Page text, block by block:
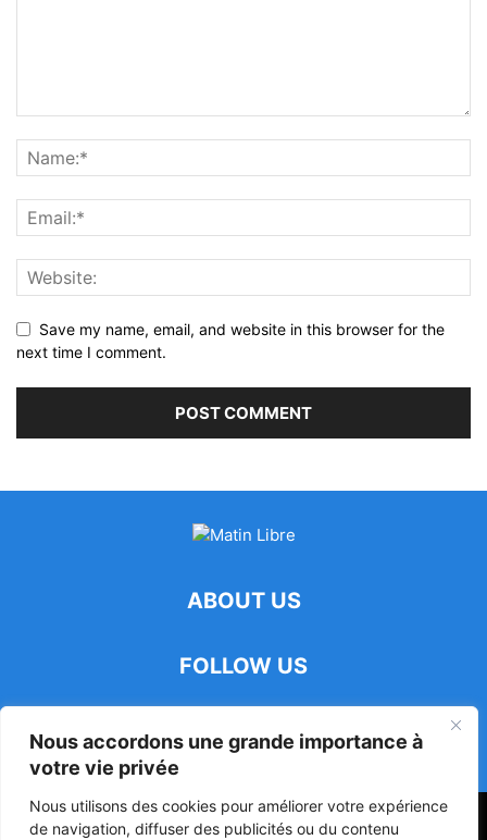
Nous accordons une grande importance à
votre vie privée
Nous utilisons des cookies pour améliorer votre expérience
de navigation, diffuser des publicités ou du contenu
Save my name, email, and website in this browser for the
next time I comment.
ABOUT US
FOLLOW US
47ᵉ Assemblée Mondiale sur la Protection de la Vie Privée: Me